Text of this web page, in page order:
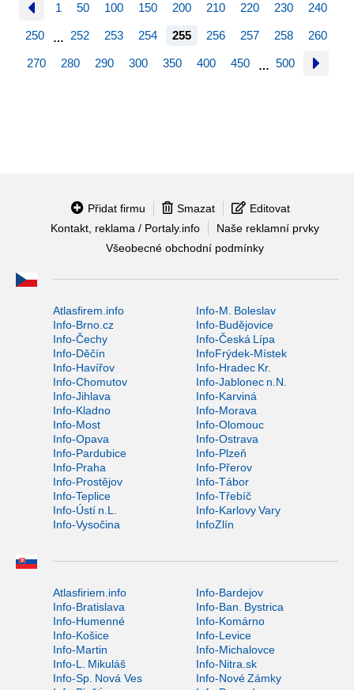
1 50 100 150 200 210 220 230 240
250 … 252 253 254 255 256 257 258 260
270 280 290 300 350 400 450 … 500
Přidat firmu Smazat
Editovat
Kontakt, reklama / Portaly.info
Naše reklamní prvky
Všeobecné obchodní podmínky
Atlasfirem.info
Info-M. Boleslav
Info-Brno.cz
Info-Budějovice
Info-Čechy
Info-Česká Lípa
Info-Děčín
InfoFrýdek-Místek
Info-Havířov
Info-Hradec Kr.
Info-Chomutov
Info-Jablonec n.N.
Info-Jihlava
Info-Karviná
Info-Kladno
Info-Morava
Info-Most
Info-Olomouc
Info-Opava
Info-Ostrava
Info-Pardubice
Info-Plzeň
Info-Praha
Info-Přerov
Info-Prostějov
Info-Tábor
Info-Teplice
Info-Třebíč
Info-Ústí n.L.
Info-Karlovy Vary
Info-Vysočina
InfoZlín
Atlasfiriem.info
Info-Bardejov
Info-Bratislava
Info-Ban. Bystrica
Info-Humenné
Info-Komárno
Info-Košice
Info-Levice
Info-Martin
Info-Michalovce
Info-L. Mikuláš
Info-Nitra.sk
Info-Sp. Nová Ves
Info-Nové Zámky